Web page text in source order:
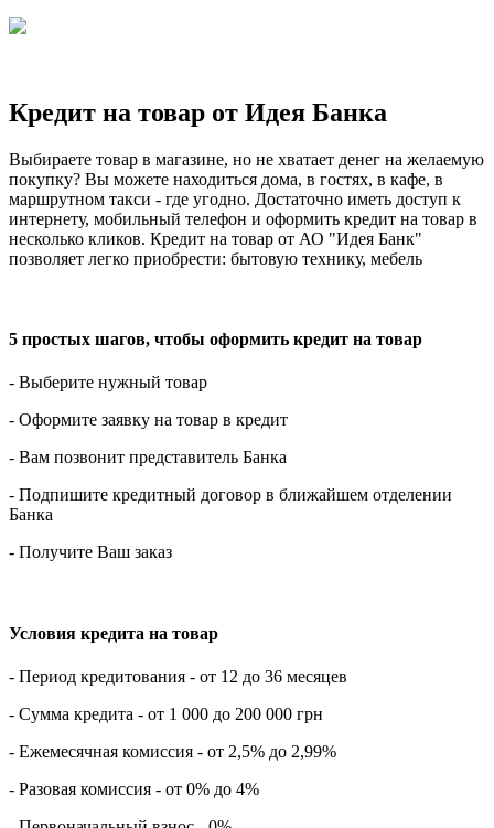
Кредит на товар от Идея Банка
Выбираете товар в магазине, но не хватает денег на желаемую
покупку? Вы можете находиться дома, в гостях, в кафе, в
маршрутном такси - где угодно. Достаточно иметь доступ к
интернету, мобильный телефон и оформить кредит на товар в
несколько кликов. Кредит на товар от АО "Идея Банк"
позволяет легко приобрести: бытовую технику, мебель
5 простых шагов, чтобы оформить кредит на товар
- Выберите нужный товар
- Оформите заявку на товар в кредит
- Вам позвонит представитель Банка
- Подпишите кредитный договор в ближайшем отделении
Банка
- Получите Ваш заказ
Условия кредита на товар
- Период кредитования - от 12 до 36 месяцев
- Сумма кредита - от 1 000 до 200 000 грн
- Ежемесячная комиссия - от 2,5% до 2,99%
- Разовая комиссия - от 0% до 4%